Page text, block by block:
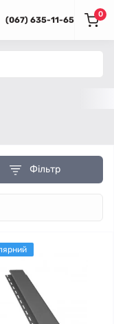
(067) 635-11-65
0
Фільтр